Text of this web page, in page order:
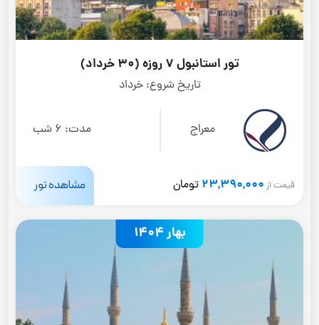
تور استانبول 7 روزه (30 خرداد)
تاریخ شروع: خرداد
معراج مدت: 6 شب
قیمت از 23,390,000 تومان مشاهده تور
بهار 1404